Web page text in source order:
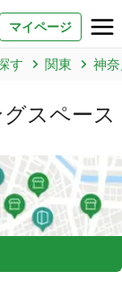
マイページ
す 関東 神
スペース